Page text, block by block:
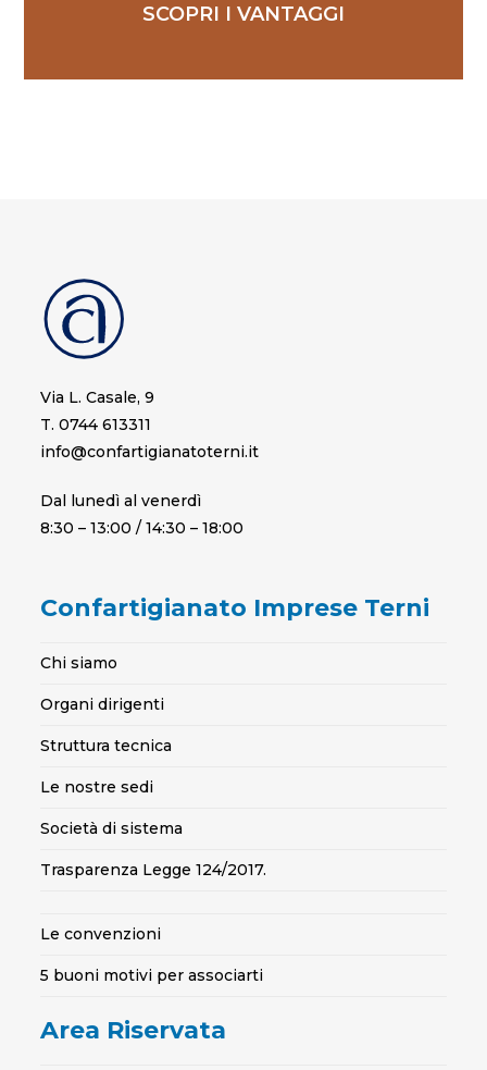
SCOPRI I VANTAGGI
Via L. Casale, 9
T. 0744 613311
info@confartigianatoterni.it
Dal lunedì al venerdì
8:30 – 13:00 / 14:30 – 18:00
Confartigianato Imprese Terni
Chi siamo
Organi dirigenti
Struttura tecnica
Le nostre sedi
Società di sistema
Trasparenza Legge 124/2017.
Le convenzioni
5 buoni motivi per associarti
Area Riservata